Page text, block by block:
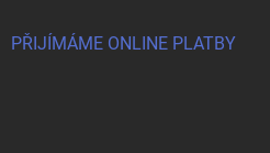
PŘIJÍMÁME ONLINE PLATBY